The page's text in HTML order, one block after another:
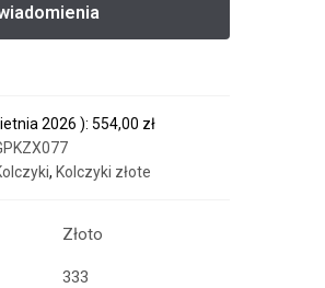
2026 ): 554,00 zł
, Kolczyki złote
Złoto
333